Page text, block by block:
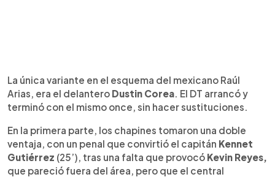
La única variante en el esquema del mexicano Raúl
Arias, era el delantero Dustin Corea . El DT arrancó y
terminó con el mismo once, sin hacer sustituciones.
En la primera parte, los chapines tomaron una doble
ventaja, con un penal que convirtió el capitán Kennet
Gutiérrez (25’), tras una falta que provocó Kevin Reyes,
que pareció fuera del área, pero que el central